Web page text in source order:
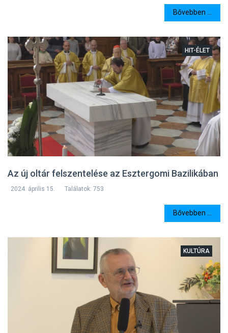
Bővebben ...
Az új oltár felszentelése az Esztergomi Bazilikában
HIT-ÉLET
2024. április 15. Találatok: 753
Bővebben ...
KULTÚRA